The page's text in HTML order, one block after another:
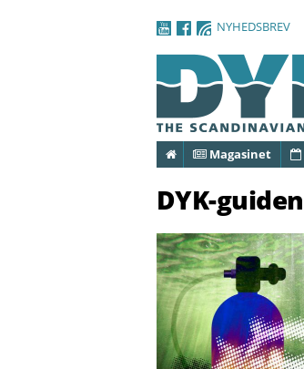
NYHEDSBREV
ForsideMagasinet
DYK-guiden